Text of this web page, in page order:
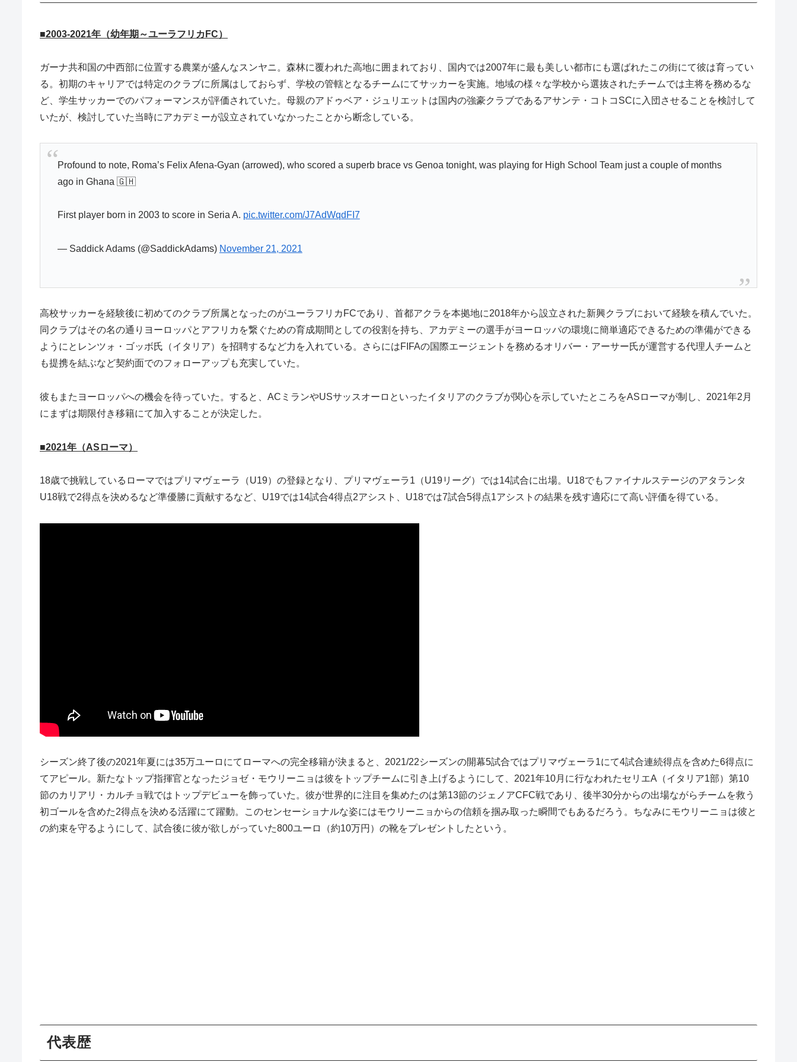
■2003-2021年（幼年期～ユーラフリカFC）
ガーナ共和国の中西部に位置する農業が盛んなスンヤニ。森林に覆われた高地に囲まれており、国内では2007年に最も美しい都市にも選ばれたこの街にて彼は育ってい
る。初期のキャリアでは特定のクラブに所属はしておらず、学校の管轄となるチームにてサッカーを実施。地域の様々な学校から選抜されたチームでは主将を務めるな
ど、学生サッカーでのパフォーマンスが評価されていた。母親のアドゥベア・ジュリエットは国内の強豪クラブであるアサンテ・コトコSCに入団させることを検討して
いたが、検討していた当時にアカデミーが設立されていなかったことから断念している。
Profound to note, Roma’s Felix Afena-Gyan (arrowed), who scored a superb brace vs Genoa tonight, was playing for High School Team just a couple of months
ago in Ghana 🇬🇭
First player born in 2003 to score in Seria A. pic.twitter.com/J7AdWqdFI7
— Saddick Adams (@SaddickAdams) November 21, 2021
高校サッカーを経験後に初めてのクラブ所属となったのがユーラフリカFCであり、首都アクラを本拠地に2018年から設立された新興クラブにおいて経験を積んでいた。
同クラブはその名の通りヨーロッパとアフリカを繋ぐための育成期間としての役割を持ち、アカデミーの選手がヨーロッパの環境に簡単適応できるための準備ができる
ようにとレンツォ・ゴッボ氏（イタリア）を招聘するなど力を入れている。さらにはFIFAの国際エージェントを務めるオリバー・アーサー氏が運営する代理人チームと
も提携を結ぶなど契約面でのフォローアップも充実していた。
彼もまたヨーロッパへの機会を待っていた。すると、ACミランやUSサッスオーロといったイタリアのクラブが関心を示していたところをASローマが制し、2021年2月
にまずは期限付き移籍にて加入することが決定した。
■2021年（ASローマ）
18歳で挑戦しているローマではプリマヴェーラ（U19）の登録となり、プリマヴェーラ1（U19リーグ）では14試合に出場。U18でもファイナルステージのアタランタ
U18戦で2得点を決めるなど準優勝に貢献するなど、U19では14試合4得点2アシスト、U18では7試合5得点1アシストの結果を残す適応にて高い評価を得ている。
シーズン終了後の2021年夏には35万ユーロにてローマへの完全移籍が決まると、2021/22シーズンの開幕5試合ではプリマヴェーラ1にて4試合連続得点を含めた6得点に
てアピール。新たなトップ指揮官となったジョゼ・モウリーニョは彼をトップチームに引き上げるようにして、2021年10月に行なわれたセリエA（イタリア1部）第10
節のカリアリ・カルチョ戦ではトップデビューを飾っていた。彼が世界的に注目を集めたのは第13節のジェノアCFC戦であり、後半30分からの出場ながらチームを救う
初ゴールを含めた2得点を決める活躍にて躍動。このセンセーショナルな姿にはモウリーニョからの信頼を掴み取った瞬間でもあるだろう。ちなみにモウリーニョは彼と
の約束を守るようにして、試合後に彼が欲しがっていた800ユーロ（約10万円）の靴をプレゼントしたという。
代表歴